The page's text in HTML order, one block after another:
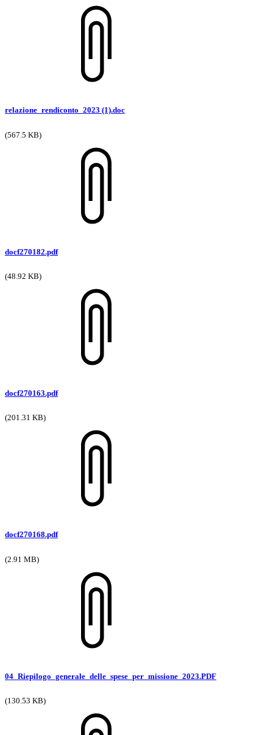
relazione_rendiconto_2023 (1).doc
(567.5 KB)
docf270182.pdf
(48.92 KB)
docf270163.pdf
(201.31 KB)
docf270168.pdf
(2.91 MB)
04_Riepilogo_generale_delle_spese_per_missione_2023.PDF
(130.53 KB)